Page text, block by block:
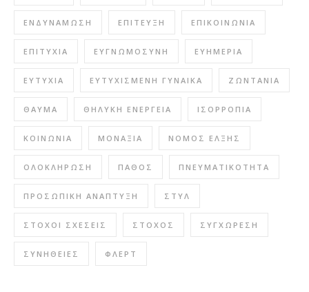
ΕΝΔΥΝΆΜΩΣΗ ΕΠΊΤΕΥΞΗ ΕΠΙΚΟΙΝΩΝΊΑ
ΕΠΙΤΥΧΊΑ ΕΥΓΝΩΜΟΣΎΝΗ ΕΥΗΜΕΡΊΑ
ΕΥΤΥΧΊΑ ΕΥΤΥΧΙΣΜΈΝΗ ΓΥΝΑΊΚΑ ΖΩΝΤΆΝΙΑ
ΘΑΎΜΑ ΘΗΛΥΚΉ ΕΝΈΡΓΕΙΑ ΙΣΟΡΡΟΠΊΑ
ΚΟΙΝΩΝΊΑ ΜΟΝΑΞΙΆ ΝΌΜΟΣ ΈΛΞΗΣ
ΟΛΟΚΛΉΡΩΣΗ ΠΆΘΟΣ ΠΝΕΥΜΑΤΙΚΌΤΗΤΑ
ΠΡΟΣΩΠΙΚΉ ΑΝΆΠΤΥΞΗ ΣΤΥΛ
ΣΤΌΧΟΙ ΣΧΈΣΕΙΣ ΣΤΌΧΟΣ ΣΥΓΧΏΡΕΣΗ
ΣΥΝΉΘΕΙΕΣ ΦΛΕΡΤ